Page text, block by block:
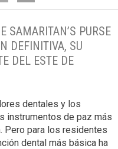
SAMARITAN’S PURSE
DEFINITIVA, SU
DEL ESTE DE
dentales y los
instrumentos de paz más
Pero para los residentes
dental más básica ha